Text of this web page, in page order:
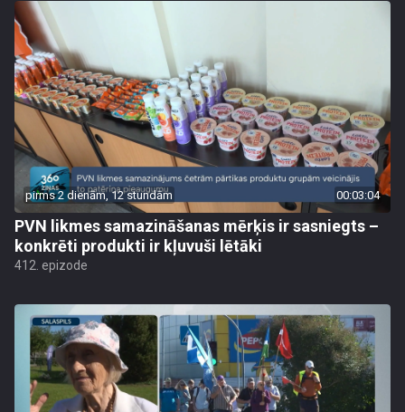
pirms 2 dienām, 12 stundām 00:03:04
PVN likmes samazināšanas mērķis ir sasniegts –
konkrēti produkti ir kļuvuši lētāki
412. epizode